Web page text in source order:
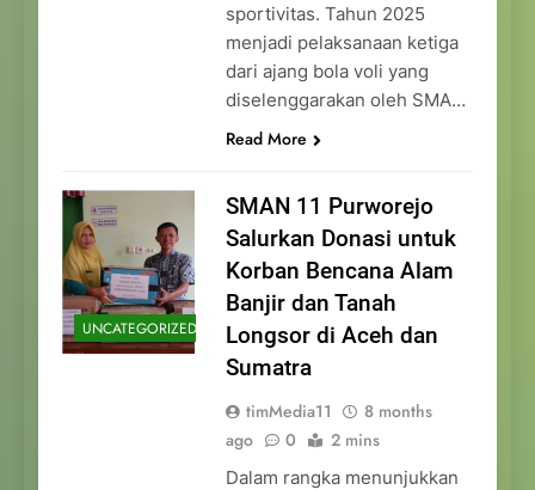
sportivitas. Tahun 2025
menjadi pelaksanaan ketiga
dari ajang bola voli yang
diselenggarakan oleh SMA…
Read More
UNCATEGORIZED
SMAN 11 Purworejo
Salurkan Donasi untuk
Korban Bencana Alam
Banjir dan Tanah
Longsor di Aceh dan
Sumatra
timMedia11
8 months
ago
0 2 mins
Dalam rangka menunjukkan